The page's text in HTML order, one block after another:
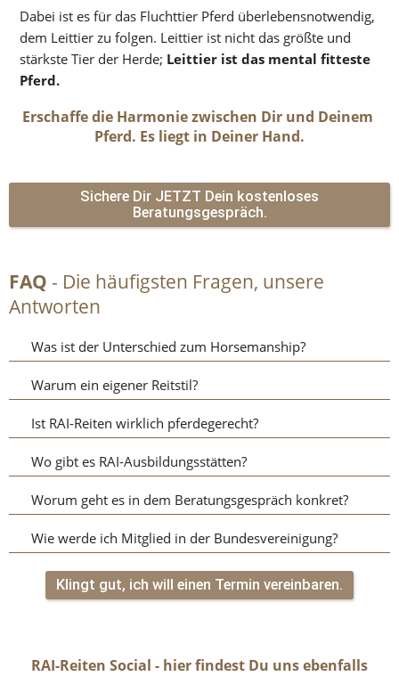
Dabei ist es für das Fluchttier Pferd überlebensnotwendig,
dem Leittier zu folgen. Leittier ist nicht das größte und
stärkste Tier der Herde; Leittier ist das mental fitteste
Pferd.
Erschaffe die Harmonie zwischen Dir und Deinem
Pferd. Es liegt in Deiner Hand.
Sichere Dir JETZT Dein kostenloses
Beratungsgespräch.
FAQ - Die häufigsten Fragen, unsere
Antworten
Was ist der Unterschied zum Horsemanship?
Warum ein eigener Reitstil?
Ist RAI-Reiten wirklich pferdegerecht?
Wo gibt es RAI-Ausbildungsstätten?
Worum geht es in dem Beratungsgespräch konkret?
Wie werde ich Mitglied in der Bundesvereinigung?
Klingt gut, ich will einen Termin vereinbaren.
RAI-Reiten Social - hier findest Du uns ebenfalls